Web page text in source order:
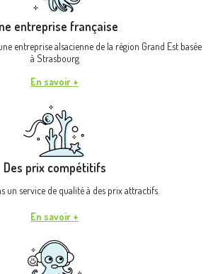
entreprise française
entreprise alsacienne de la région Grand Est basée
à Strasbourg
En savoir +
Des prix compétitifs
un service de qualité à des prix attractifs.
En savoir +